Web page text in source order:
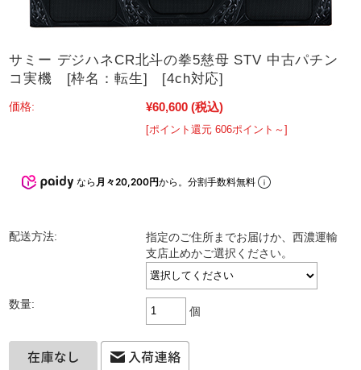
サミー デジハネCR北斗の拳5慈母 STV 中古パチン
コ実機 [枠名：転生] [4ch対応]
価格: ¥60,600 (税込)
[ポイント還元 606ポイント～]
なら 月々20,200円から。分割手数料無料
配送方法:
指定のご住所までお届けか、西濃運輸
支店止めかご選択ください。
数量:
個